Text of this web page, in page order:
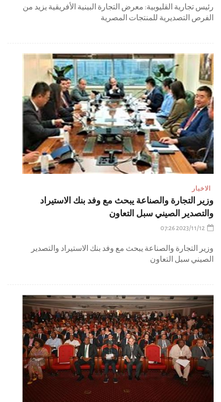
رئيس تجارية القليوبية: معرض التجارة البينية الأفريقية يزيد من
الفرص التصديرية للمنتجات المصرية
الاخبار
وزير التجارة والصناعة يبحث مع وفد بنك الاستيراد
والتصدير الصيني سبل التعاون
2023/11/12 07:26
وزير التجارة والصناعة يبحث مع وفد بنك الاستيراد والتصدير
الصيني سبل التعاون